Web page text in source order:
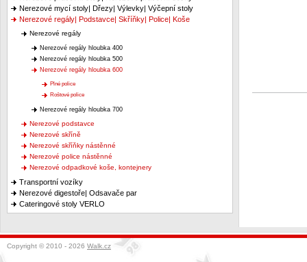
Nerezové mycí stoly| Dřezy| Výlevky| Výčepní stoly
Nerezové regály| Podstavce| Skříňky| Police| Koše
Nerezové regály
Nerezové regály hloubka 400
Nerezové regály hloubka 500
Nerezové regály hloubka 600
Plné police
Roštové police
Nerezové regály hloubka 700
Nerezové podstavce
Nerezové skříně
Nerezové skříňky nástěnné
Nerezové police nástěnné
Nerezové odpadkové koše, kontejnery
Transportní vozíky
Nerezové digestoře| Odsavače par
Cateringové stoly VERLO
Copyright © 2010 - 2026 Walk.cz